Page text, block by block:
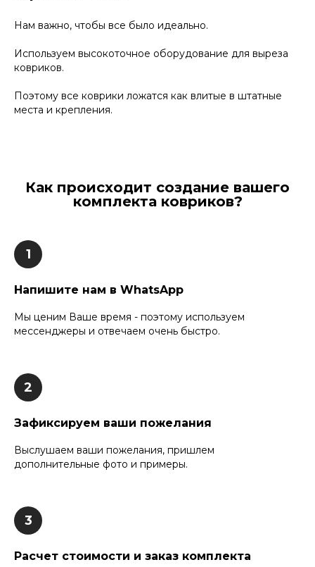
Нам важно, чтобы все было идеально.
Используем высокоточное оборудование для выреза
ковриков.
Поэтому все коврики ложатся как влитые в штатные
места и крепления.
Как происходит создание вашего
комплекта ковриков?
Напишите нам в WhatsApp
Мы ценим Ваше время - поэтому используем
мессенджеры и отвечаем очень быстро.
Зафиксируем ваши пожелания
Выслушаем ваши пожелания, пришлем
дополнительные фото и примеры.
Расчет стоимости и заказ комплекта